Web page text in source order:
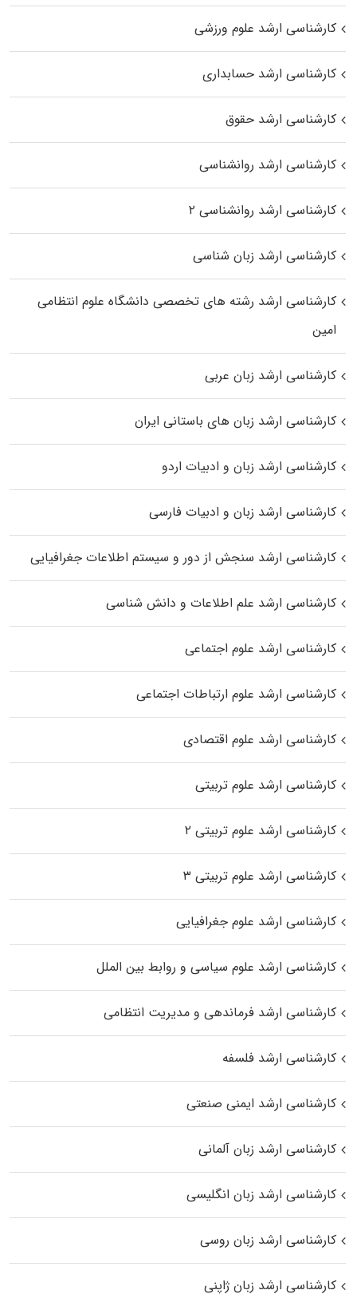
کارشناسی ارشد علوم ورزشی
کارشناسی ارشد حسابداری
کارشناسی ارشد حقوق
کارشناسی ارشد روانشناسی
کارشناسی ارشد روانشناسی ۲
کارشناسی ارشد زبان شناسی
کارشناسی ارشد رﺷﺘﻪ ﻫﺎی تخصصی داﻧﺸﮕﺎه ﻋﻠﻮم انتظامی
اﻣﻴﻦ
کارشناسی ارشد زبان عربی
کارشناسی ارشد زبان‌ های باستانی ایران
کارشناسی ارشد زبان و ادبیات اردو
کارشناسی ارشد زبان و ادبیات فارسی
کارشناسی ارشد سنجش از دور و سیستم اطلاعات جغرافیایی
کارشناسی ارشد علم اطلاعات و دانش شناسی
کارشناسی ارشد علوم اجتماعی
کارشناسی ارشد علوم ارتباطات اجتماعی
کارشناسی ارشد علوم اقتصادی
کارشناسی ارشد علوم تربیتی
کارشناسی ارشد علوم تربیتی ۲
کارشناسی ارشد علوم تربیتی ۳
کارشناسی ارشد علوم جغرافیایی
کارشناسی ارشد علوم سیاسی و روابط بین الملل
کارشناسی ارشد فرماندهی و مدیریت انتظامی
کارشناسی ارشد فلسفه
کارشناسی ارشد ایمنی صنعتی
کارشناسی ارشد زبان آلمانی
کارشناسی ارشد زبان انگلیسی
کارشناسی ارشد زبان روسی
کارشناسی ارشد زبان ژاپنی